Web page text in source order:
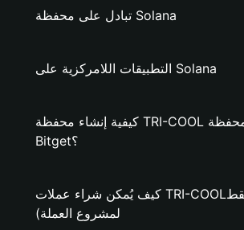
تبادل على محفظة Solana
التطبيقات اللامركزية على Solana
كيفية إنشاء محفظة TRI-COOL على محفظة
Bitget؟
كيف يُمكن شراء عملات TRI-COOL؟ (فقط
لمشروع العملة)